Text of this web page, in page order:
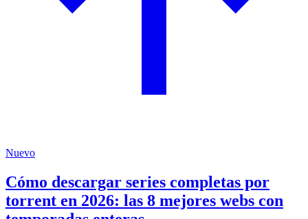
Nuevo
Cómo descargar series completas por
torrent en 2026: las 8 mejores webs con